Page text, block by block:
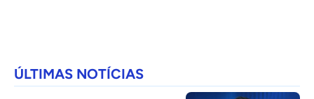
ÚLTIMAS NOTÍCIAS